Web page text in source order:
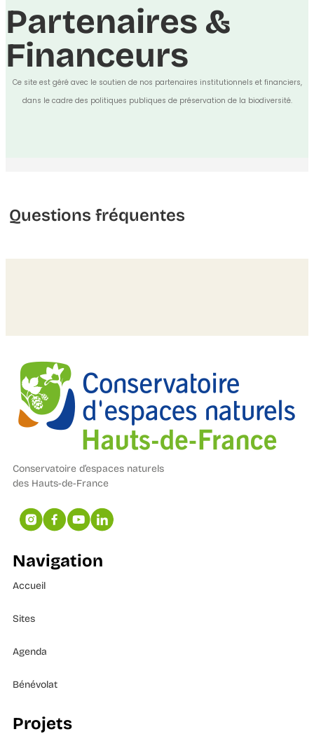
Partenaires &
Financeurs
Ce site est géré avec le soutien de nos partenaires institutionnels et financiers,
dans le cadre des politiques publiques de préservation de la biodiversité.
Questions fréquentes
Conservatoire d’espaces naturels
des Hauts-de-France
Navigation
Accueil
Sites
Agenda
Bénévolat
Projets